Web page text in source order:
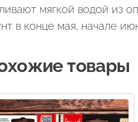
мягкой водой из
в конце мая, начале
товары